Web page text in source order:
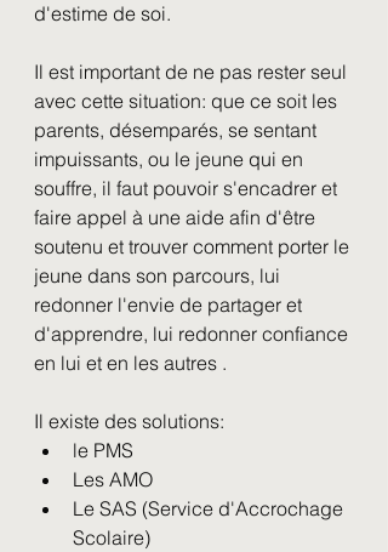
d'estime de soi.
Il est important de ne pas rester seul
avec cette situation: que ce soit les
parents, désemparés, se sentant
impuissants, ou le jeune qui en
souffre, il faut pouvoir s'encadrer et
faire appel à une aide afin d'être
soutenu et trouver comment porter le
jeune dans son parcours, lui
redonner l'envie de partager et
d'apprendre, lui redonner confiance
en lui et en les autres .
Il existe des solutions:
le PMS
Les AMO
Le SAS (Service d'Accrochage
Scolaire)